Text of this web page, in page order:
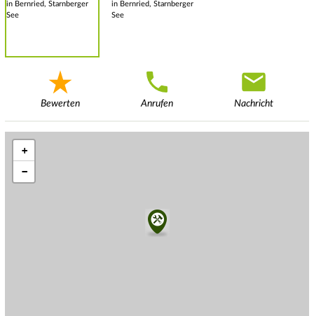
Bewerten Anrufen Nachricht
+
−